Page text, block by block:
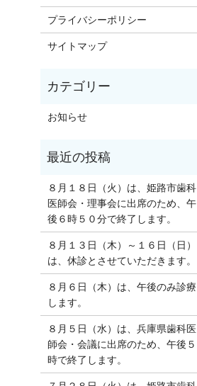
プライバシーポリシー
サイトマップ
お知らせ
８月１８日（火）は、姫路市歯科
医師会・理事会に出席のため、午
後６時５０分で終了します。
８月１３日（木）～１６日（日）
は、休診とさせていただきます。
８月６日（木）は、午後のみ診療
します。
８月５日（水）は、兵庫県歯科医
師会・会議に出席のため、午後５
時で終了します。